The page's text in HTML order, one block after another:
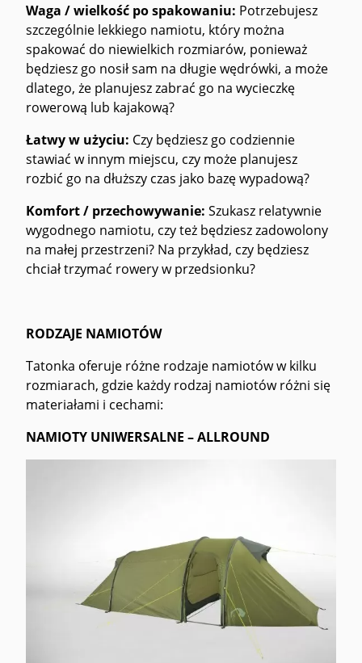
Waga / wielkość po spakowaniu: Potrzebujesz
szczególnie lekkiego namiotu, który można
spakować do niewielkich rozmiarów, ponieważ
będziesz go nosił sam na długie wędrówki, a może
dlatego, że planujesz zabrać go na wycieczkę
rowerową lub kajakową?
Łatwy w użyciu: Czy będziesz go codziennie
stawiać w innym miejscu, czy może planujesz
rozbić go na dłuższy czas jako bazę wypadową?
Komfort / przechowywanie: Szukasz relatywnie
wygodnego namiotu, czy też będziesz zadowolony
na małej przestrzeni? Na przykład, czy będziesz
chciał trzymać rowery w przedsionku?
RODZAJE NAMIOTÓW
Tatonka oferuje różne rodzaje namiotów w kilku
rozmiarach, gdzie każdy rodzaj namiotów różni się
materiałami i cechami:
NAMIOTY UNIWERSALNE – ALLROUND